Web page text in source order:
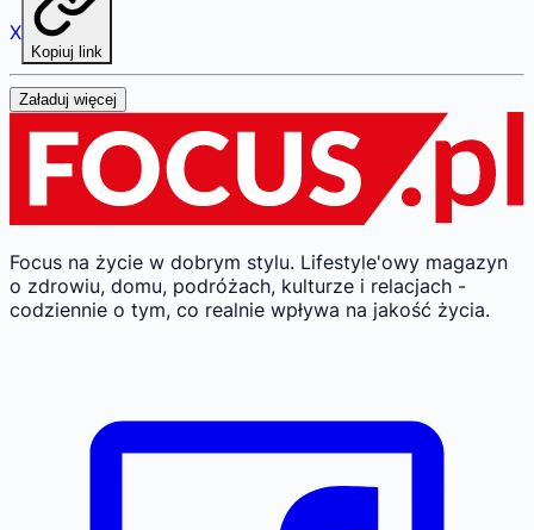
X
Kopiuj link
Załaduj więcej
Focus na życie w dobrym stylu. Lifestyle'owy magazyn
o zdrowiu, domu, podróżach, kulturze i relacjach -
codziennie o tym, co realnie wpływa na jakość życia.